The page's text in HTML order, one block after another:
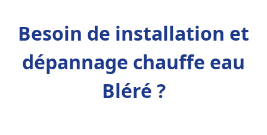
Besoin de installation et
dépannage chauffe eau
Bléré ?